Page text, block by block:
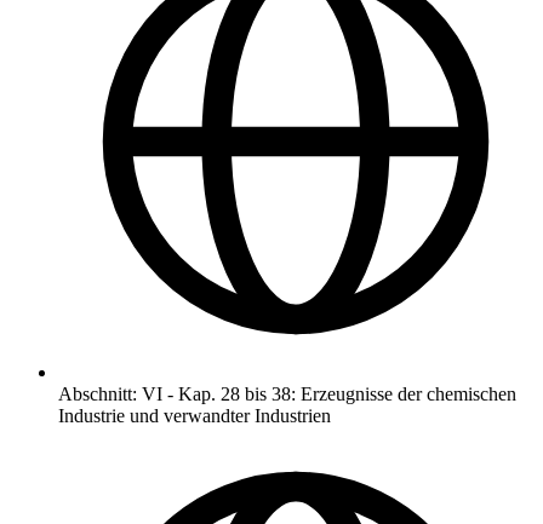
Abschnitt: VI - Kap. 28 bis 38: Erzeugnisse der chemischen
Industrie und verwandter Industrien